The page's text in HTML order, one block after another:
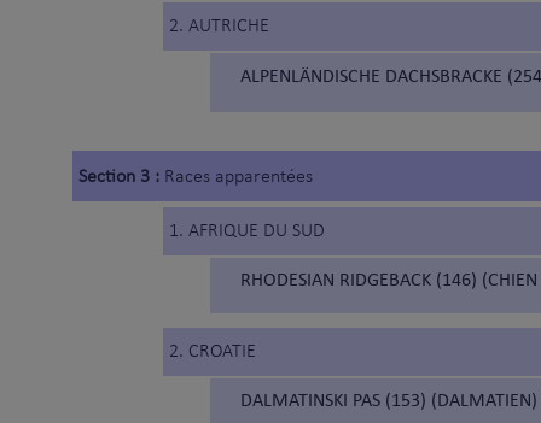
2. AUTRICHE
ALPENLÄNDISCHE DACHSBRACKE
Section 3 : Races apparentées
1. AFRIQUE DU SUD
RHODESIAN RIDGEBACK (146)
2. CROATIE
DALMATINSKI PAS (153) (DALMATIEN)